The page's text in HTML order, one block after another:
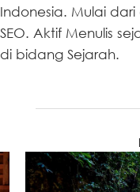
Indonesia. Mulai
SEO. Aktif Menulis
di bidang Sejarah.